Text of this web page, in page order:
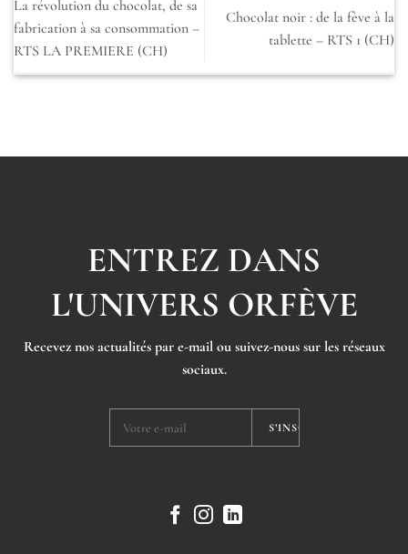
La révolution du chocolat, de sa
fabrication à sa consommation –
RTS LA PREMIERE (CH)
Chocolat noir : de la fève à la
tablette – RTS 1 (CH)
ENTREZ DANS
L'UNIVERS ORFÈVE
Recevez nos actualités par e-mail ou suivez-nous sur les réseaux
sociaux.